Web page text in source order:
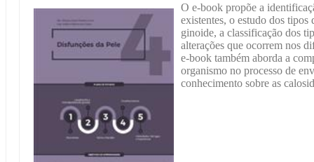
O e-book propõe a
existentes, o estudo dos
ginoide, a classificação dos
alterações que ocorrem nos
e-book também aborda a
organismo no processo de
conhecimento sobre as